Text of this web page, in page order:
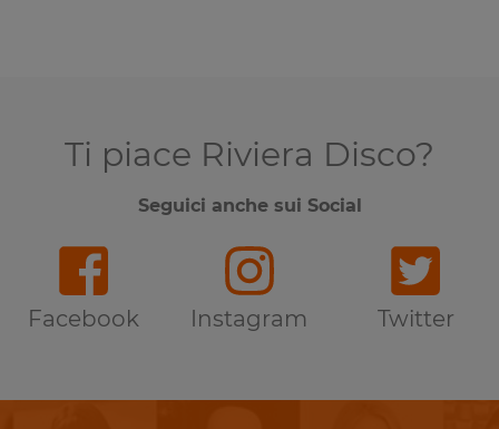
Ti piace Riviera Disco?
Seguici anche sui Social
Facebook Instagram Twitter